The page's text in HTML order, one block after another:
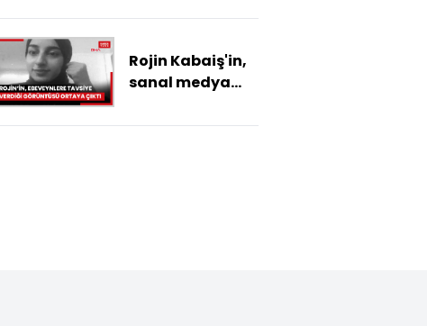
balkondan
bavulla
çıkarıldığı anlar
Rojin Kabaiş'in,
sanal medya
ebeveynlere